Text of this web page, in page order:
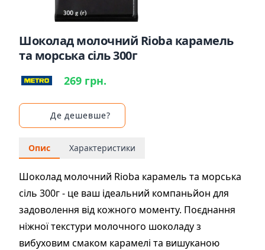
Шоколад молочний Rioba карамель
та морська сіль 300г
269 грн.
Де дешевше?
Опис Характеристики
Шоколад молочний Rioba карамель та морська
сіль 300г - це ваш ідеальний компаньйон для
задоволення від кожного моменту. Поєднання
ніжної текстури молочного шоколаду з
вибуховим смаком карамелі та вишуканою